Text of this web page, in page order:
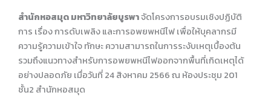
สำนักหอสมุด มหาวิทยาลัยบูรพาจัดโครงการอบรมเชิงปฏิบัติ
การ เรื่อง การดับเพลิง และการอพยพหนีไฟ เพื่อให้บุคลากรมี
ความรู้ความเข้าใจ ทักษะ ความสามารถในการระงับเหตุเบื้องต้น
รวมถึงแนวทางสำหรับการอพยพหนีไฟออกจากพื้นที่เกิดเหตุได้
อย่างปลอดภัย เมื่อวันที่ 24 สิงหาคม 2566 ณ ห้องประชุม 201
ชั้น2 สำนักหอสมุด